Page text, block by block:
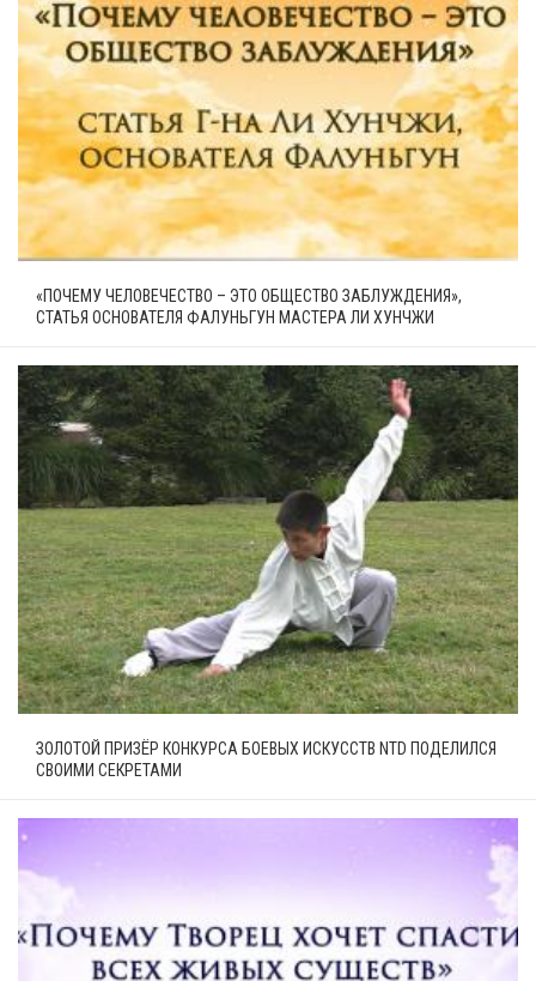
«ПОЧЕМУ ЧЕЛОВЕЧЕСТВО – ЭТО ОБЩЕСТВО ЗАБЛУЖДЕНИЯ»,
СТАТЬЯ ОСНОВАТЕЛЯ ФАЛУНЬГУН МАСТЕРА ЛИ ХУНЧЖИ
ЗОЛОТОЙ ПРИЗЁР КОНКУРСА БОЕВЫХ ИСКУССТВ NTD ПОДЕЛИЛСЯ
СВОИМИ СЕКРЕТАМИ